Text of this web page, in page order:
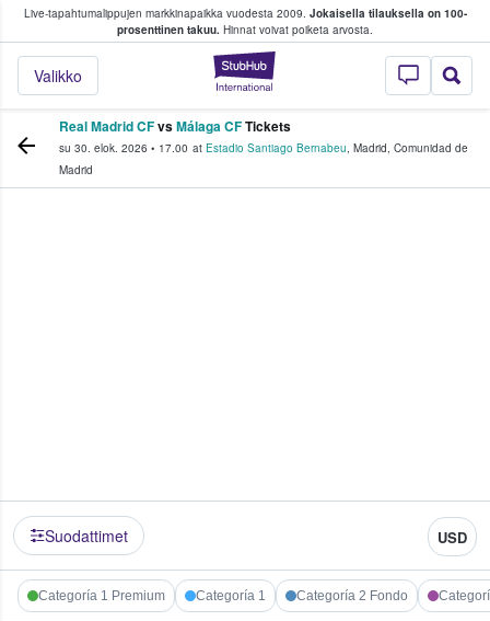
Live-tapahtumalippujen markkinapaikka vuodesta 2009. Jokaisella tilauksella on 100-
prosenttinen takuu. Hinnat voivat poiketa arvosta.
StubHub -
Valikko
fanit ostavat ja myyvät lippuja
Real Madrid CFvsMálaga CFTickets
su 30. elok. 2026 • 17.00 at Estadio Santiago Bernabeu, Madrid, Comunidad de
Madrid
Suodattimet USD
Categoría 1 Premium Categoría 1 Categoría 2 Fondo